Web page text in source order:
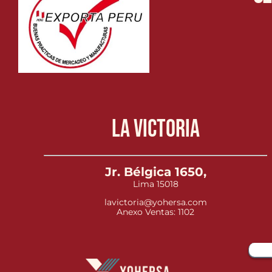
La Victoria
Jr. Bélgica 1650,
Lima 15018
lavictoria@yohersa.com
Anexo Ventas: 1102